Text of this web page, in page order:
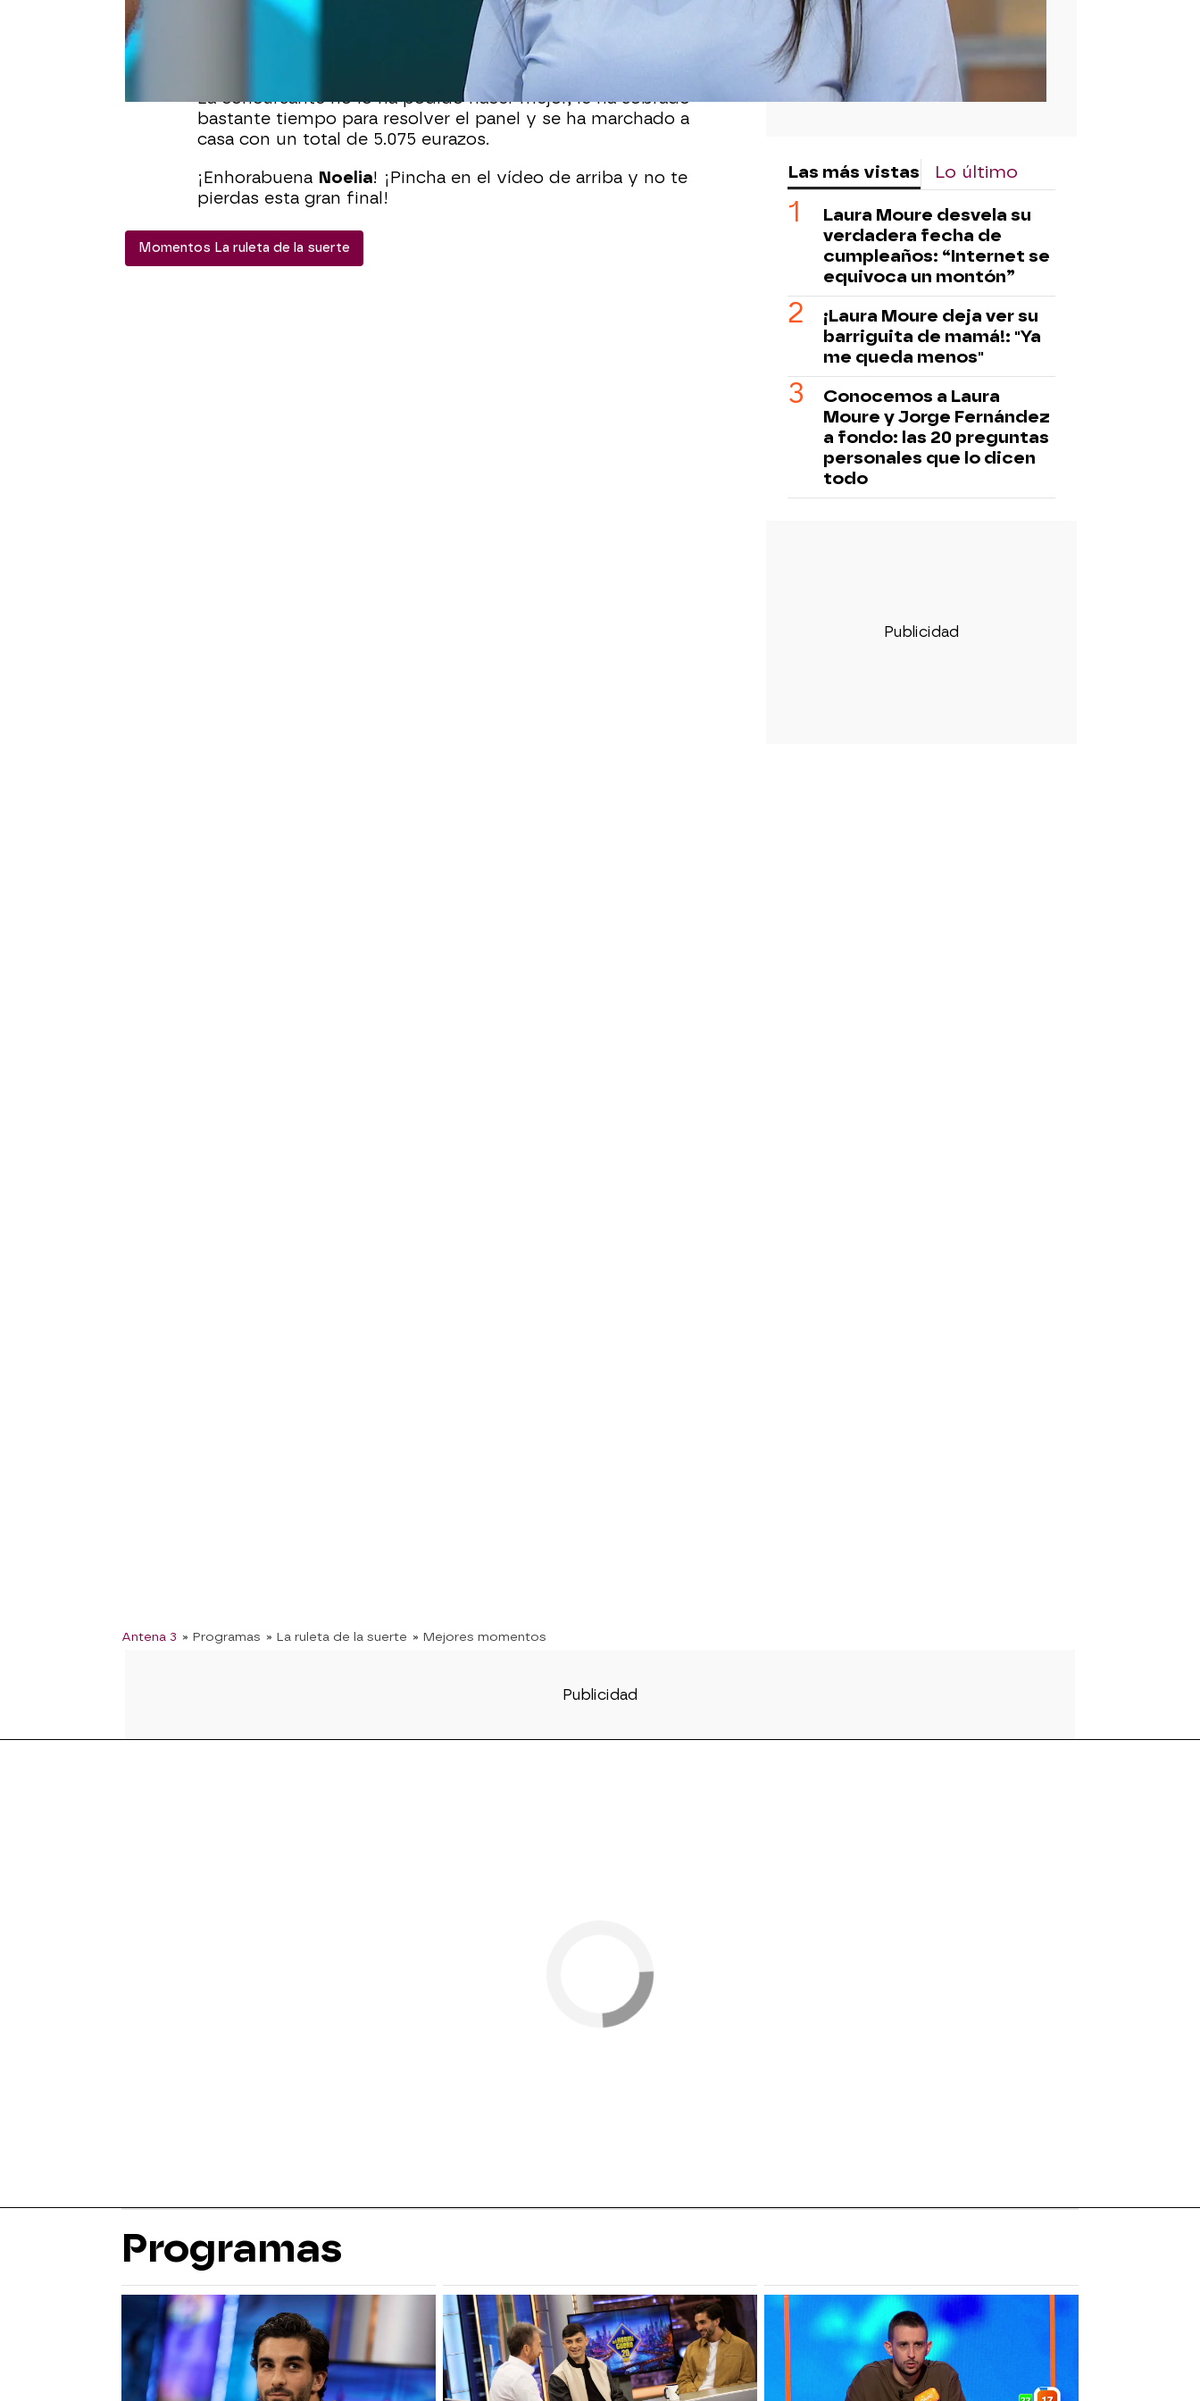
a la final. Donde solo ha tardado unos tres segundos en
resolver el panel que decía:
“Tres de un reloj: Esfera,
La concursante no lo ha podido hacer mejor, le ha sobrado
bastante tiempo para resolver el panel y se ha marchado a
casa con un total de 5.075 eurazos.
¡Enhorabuena Noelia! ¡Pincha en el vídeo de arriba y no te
pierdas esta gran final!
Momentos La ruleta de la suerte
Antena 3 » Programas » La ruleta de la suerte » Mejores momentos
Las más vistas Lo último
Laura Moure desvela su
verdadera fecha de
cumpleaños: “Internet se
equivoca un montón”
¡Laura Moure deja ver su
barriguita de mamá!: "Ya
me queda menos"
Conocemos a Laura
Moure y Jorge Fernández
a fondo: las 20 preguntas
personales que lo dicen
todo
Programas